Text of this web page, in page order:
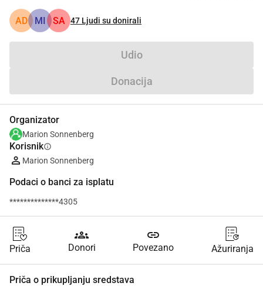
AD MI SA 47 Ljudi su donirali
Udio
Donacija
Organizator
Marion Sonnenberg
Korisnikinfo
Marion Sonnenberg
Podaci o banci za isplatu
**************4305
Priča
groups
Donori
link
Povezano Ažuriranja
Priča o prikupljanju sredstava